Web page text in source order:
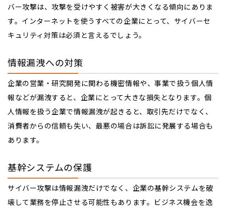
バー攻撃は、攻撃を受けやすく被害が大きくなる傾向にありま
す。インターネットを使うすべての企業にとって、サイバーセ
キュリティ対策は必須と言えるでしょう。
情報漏洩への対策
企業の営業・研究開発に関わる機密情報や、事業で扱う個人情
報などが漏洩すると、企業にとって大きな損失となります。個
人情報を扱う企業で情報漏洩が起きると、取引先だけでなく、
消費者からの信頼も失い、最悪の場合は訴訟に発展する場合も
あります。
基幹システムの保護
サイバー攻撃は情報漏洩だけでなく、企業の基幹システムを破
壊して業務を停止させる可能性もあります。ビジネス機会を逸